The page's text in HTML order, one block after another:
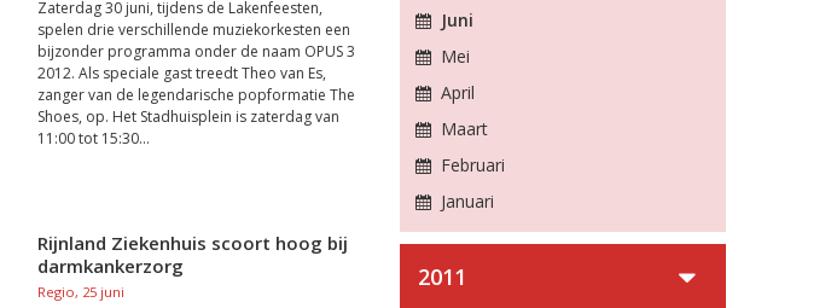
Zaterdag 30 juni, tijdens de Lakenfeesten,
spelen drie verschillende muziekorkesten een
bijzonder programma onder de naam OPUS 3
2012. Als speciale gast treedt Theo van Es,
zanger van de legendarische popformatie The
Shoes, op. Het Stadhuisplein is zaterdag van
11:00 tot 15:30...
Rijnland Ziekenhuis scoort hoog bij
darmkankerzorg
Regio, 25 juni
Juni
Mei
April
Maart
Februari
Januari
2011